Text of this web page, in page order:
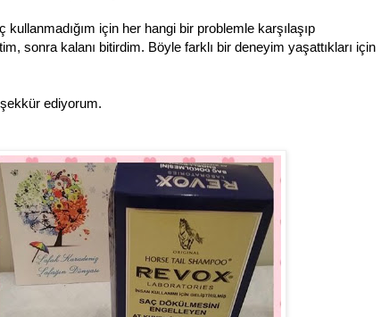
için her hangi bir problemle karşılaşıp
sonra kalanı bitirdim. Böyle farklı bir deneyim yaşattıkları için
ediyorum.